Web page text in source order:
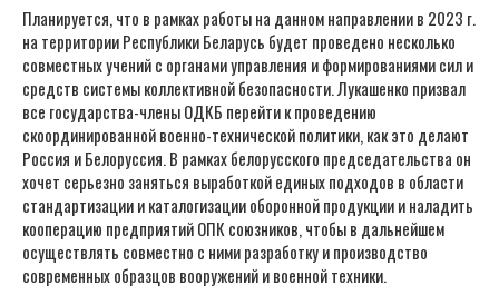
Планируется, что в рамках работы на данном направлении в 2023 г.
на территории Республики Беларусь будет проведено несколько
совместных учений с органами управления и формированиями сил и
средств системы коллективной безопасности. Лукашенко призвал
все государства-члены ОДКБ перейти к проведению
скоординированной военно-технической политики, как это делают
Россия и Белоруссия. В рамках белорусского председательства он
хочет серьезно заняться выработкой единых подходов в области
стандартизации и каталогизации оборонной продукции и наладить
кооперацию предприятий ОПК союзников, чтобы в дальнейшем
осуществлять совместно с ними разработку и производство
современных образцов вооружений и военной техники.